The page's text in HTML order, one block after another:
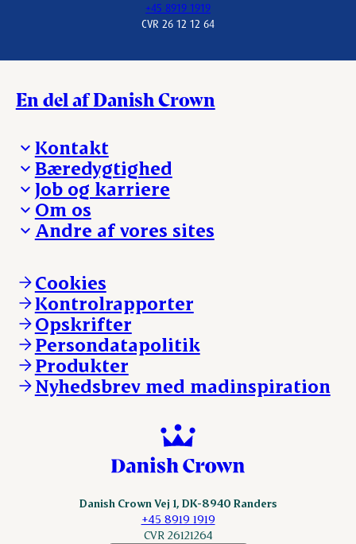
+45 8919 1919
CVR 26 12 12 64
En del af Danish Crown
Kontakt
Besøg Danish Crown
Presse og nyheder
Reklamationer
Whistleblower
Øvrige henvendelser
Bæredygtighed
Fra jord til bord
Hverdagen
Ansvarlighed og nøgletal
Job og karriere
Arbejd med os
Ledige stillinger
Om os
Hvem er vi
Vores resultater
Vores lokationer
Kontakt
Andre af vores sites
Andelsejere - kreatur
Danishcrownprofessional.com
DAT-Schaub.com
ESS-FOOD.com
Fonden Dansk Gastronomi
KLS.se
nordicspoor.com
Scanhide.dk
Cookies
Kontrolrapporter
Opskrifter
Persondatapolitik
Produkter
Nyhedsbrev med madinspiration
Danish Crown Vej 1, DK-8940 Randers
+45 8919 1919
CVR 26121264